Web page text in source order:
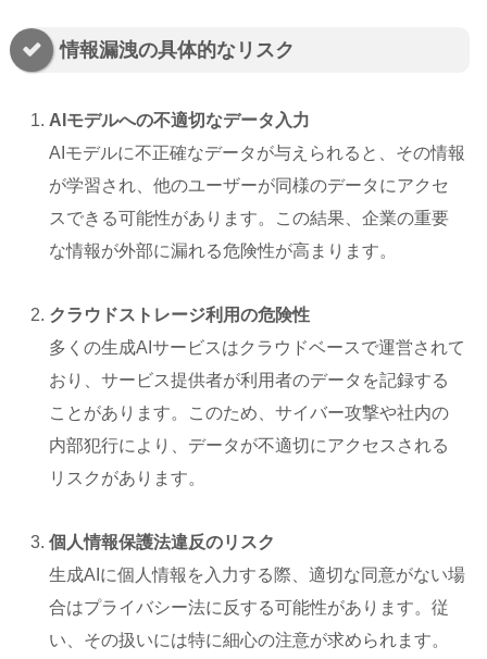
情報漏洩の具体的なリスク
AIモデルへの不適切なデータ入力
AIモデルに不正確なデータが与えられると、その情報
が学習され、他のユーザーが同様のデータにアクセ
スできる可能性があります。この結果、企業の重要
な情報が外部に漏れる危険性が高まります。
クラウドストレージ利用の危険性
多くの生成AIサービスはクラウドベースで運営されて
おり、サービス提供者が利用者のデータを記録する
ことがあります。このため、サイバー攻撃や社内の
内部犯行により、データが不適切にアクセスされる
リスクがあります。
個人情報保護法違反のリスク
生成AIに個人情報を入力する際、適切な同意がない場
合はプライバシー法に反する可能性があります。従
い、その扱いには特に細心の注意が求められます。